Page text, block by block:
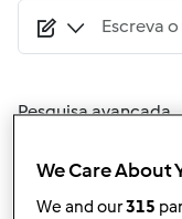
Pesquisa avançada
Ordenar por:
We Care About
We and our315